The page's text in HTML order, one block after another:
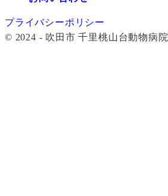
プライバシーポリシー
© 2024 - 吹田市 千里桃山台動物病院